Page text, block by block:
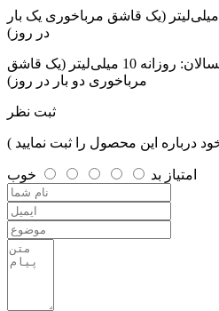
کودکان 12 – 4 سال: روزانه 5 میلی‌لیتر (یک قاشق مرباخوری یک بار
در روز)
کودکان بالای 12 سال و بزرگسالان: روزانه 10 میلی‌لیتر (یک قاشق
مرباخوری دو بار در روز)
ثبت نظر
امتیاز بد خوب